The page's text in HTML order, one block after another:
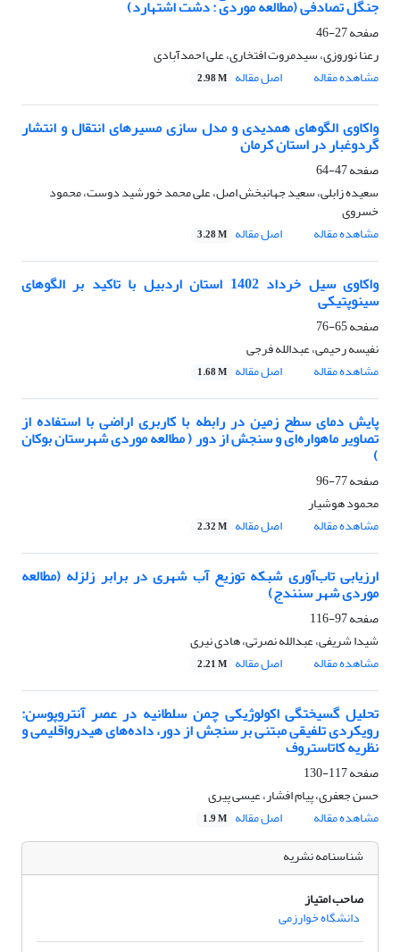
جنگل تصادفی (مطالعه موردی : دشت اشتهارد)
صفحه27-46
رعنا نوروزی، سیدمروت افتخاری، علی احمدآبادی
مشاهده مقاله
اصل مقاله 2.98 M
واکاوی الگوهای همدیدی و مدل سازی مسیرهای انتقال و انتشار
گردوغبار در استان کرمان
صفحه47-64
سعیده زابلی، سعید جهانبخش اصل، علی محمد خورشید دوست، محمود
خسروی
مشاهده مقاله
اصل مقاله 3.28 M
واکاوی سیل خرداد 1402 استان اردبیل با تاکید بر الگوهای
سینوپتیکی
صفحه65-76
نفیسه رحیمی، عبدالله فرجی
مشاهده مقاله
اصل مقاله 1.68 M
پایش دمای سطح زمین در رابطه با کاربری اراضی با استفاده از
تصاویر ماهواره‌ای و سنجش از دور ( مطالعه موردی شهرستان بوکان
)
صفحه77-96
محمود هوشیار
مشاهده مقاله
اصل مقاله 2.32 M
ارزیابی تاب‌آوری شبکه توزیع آب شهری در برابر زلزله (مطالعه
موردی شهر سنندج)
صفحه97-116
شیدا شریفی، عبدالله نصرتی، هادی نیری
مشاهده مقاله
اصل مقاله 2.21 M
تحلیل گسیختگی اکولوژیکی چمن سلطانیه در عصر آنتروپوسن:
رویکردی تلفیقی مبتنی بر سنجش از دور، داده‌های هیدرواقلیمی و
نظریه کاتاستروف
صفحه117-130
حسن جعفری، پیام افشار، عیسی پیری
مشاهده مقاله
اصل مقاله 1.9 M
شناسنامه نشریه
صاحب امتیاز
دانشگاه خوارزمی